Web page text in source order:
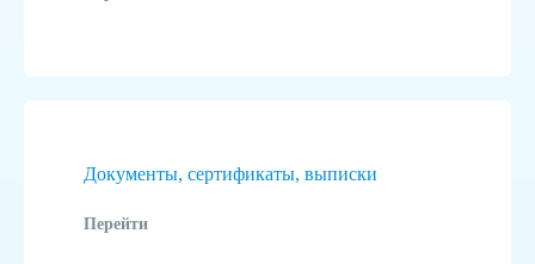
Документы, сертификаты, выписки
Перейти